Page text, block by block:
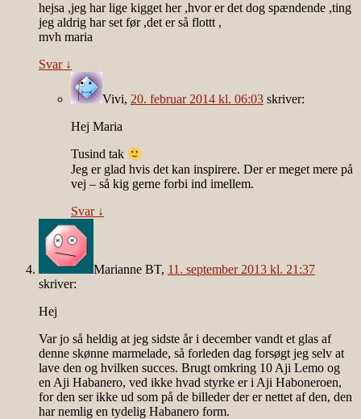
hejsa ,jeg har lige kigget her ,hvor er det dog spændende ,ting
jeg aldrig har set før ,det er så flottt ,
mvh maria
Svar ↓
Vivi, 20. februar 2014 kl. 06:03 skriver:
Hej Maria
Tusind tak
Jeg er glad hvis det kan inspirere. Der er meget mere på
vej – så kig gerne forbi ind imellem.
Svar ↓
Marianne BT, 11. september 2013 kl. 21:37
skriver:
Hej
Var jo så heldig at jeg sidste år i december vandt et glas af
denne skønne marmelade, så forleden dag forsøgt jeg selv at
lave den og hvilken succes. Brugt omkring 10 Aji Lemo og
en Aji Habanero, ved ikke hvad styrke er i Aji Haboneroen,
for den ser ikke ud som på de billeder der er nettet af den, den
har nemlig en tydelig Habanero form.